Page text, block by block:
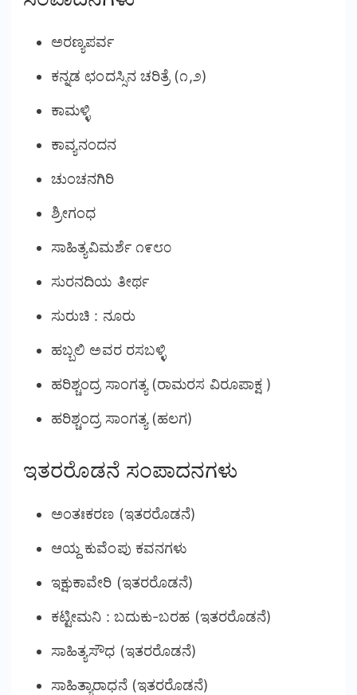
ಅರಣ್ಯಪರ್ವ
ಕನ್ನಡ ಛಂದಸ್ಸಿನ ಚರಿತ್ರೆ (೧,೨)
ಕಾಮಳ್ಳಿ
ಕಾವ್ಯನಂದನ
ಚುಂಚನಗಿರಿ
ಶ್ರೀಗಂಧ
ಸಾಹಿತ್ಯವಿಮರ್ಶೆ ೧೯೮೦
ಸುರನದಿಯ ತೀರ್ಥ
ಸುರುಚಿ : ನೂರು
ಹಬ್ಬಲಿ ಅವರ ರಸಬಳ್ಳಿ
ಹರಿಶ್ಚಂದ್ರ ಸಾಂಗತ್ಯ (ರಾಮರಸ ವಿರೂಪಾಕ್ಷ )
ಹರಿಶ್ಚಂದ್ರ ಸಾಂಗತ್ಯ (ಹಲಗ)
ಇತರರೊಡನೆ ಸಂಪಾದನಗಳು
ಅಂತಃಕರಣ (ಇತರರೊಡನೆ)
ಆಯ್ದ ಕುವೆಂಪು ಕವನಗಳು
ಇಕ್ಷುಕಾವೇರಿ (ಇತರರೊಡನೆ)
ಕಟ್ಟೀಮನಿ : ಬದುಕು-ಬರಹ (ಇತರರೊಡನೆ)
ಸಾಹಿತ್ಯಸೌಧ (ಇತರರೊಡನೆ)
ಸಾಹಿತ್ಯಾರಾಧನೆ (ಇತರರೊಡನೆ)